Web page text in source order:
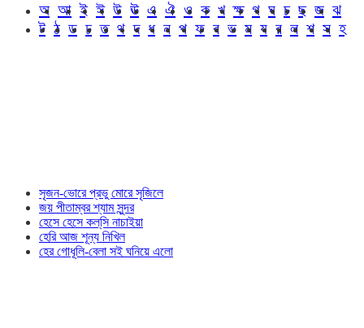
অ আ ই ঈ উ ঊ এ ঐ ও ক খ ক্ষ গ ঘ চ ছ জ ঝ
ট ঠ ড ঢ ত থ দ ধ ন প ফ ব ভ ম য র ল শ স হ
সৃজন-ভোরে প্রভু মোরে সৃজিলে
জয় পীতাম্বর শ্যাম সুন্দর
হেসে হেসে কল্‌সি নাচাইয়া
হেরি আজ শূন্য নিখিল
হের গোধূলি-বেলা সই ঘনিয়ে এলো